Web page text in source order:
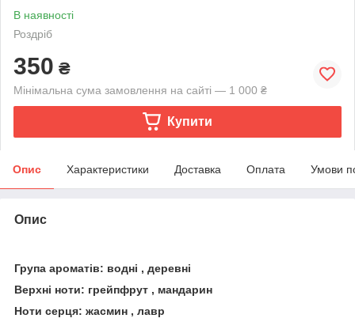
В наявності
Роздріб
350 ₴
Мінімальна сума замовлення на сайті — 1 000 ₴
Купити
Опис Характеристики Доставка Оплата Умови
Опис
Група ароматів: водні , деревні
Верхні ноти: грейпфрут , мандарин
Ноти серця: жасмин , лавр